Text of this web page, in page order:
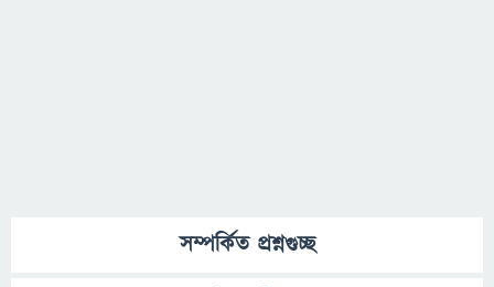
সম্পর্কিত প্রশ্নগুচ্ছ